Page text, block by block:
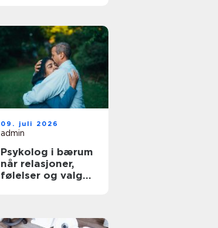
09. juli 2026
admin
Psykolog i bærum
når relasjoner,
følelser og valg